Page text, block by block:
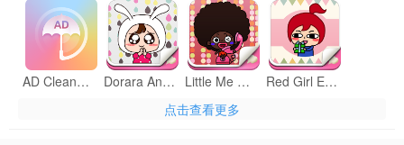
AD Cleaner for SayHi Dorara Animation Little Me Animation, Emotion Red Girl Emoji
点击查看更多